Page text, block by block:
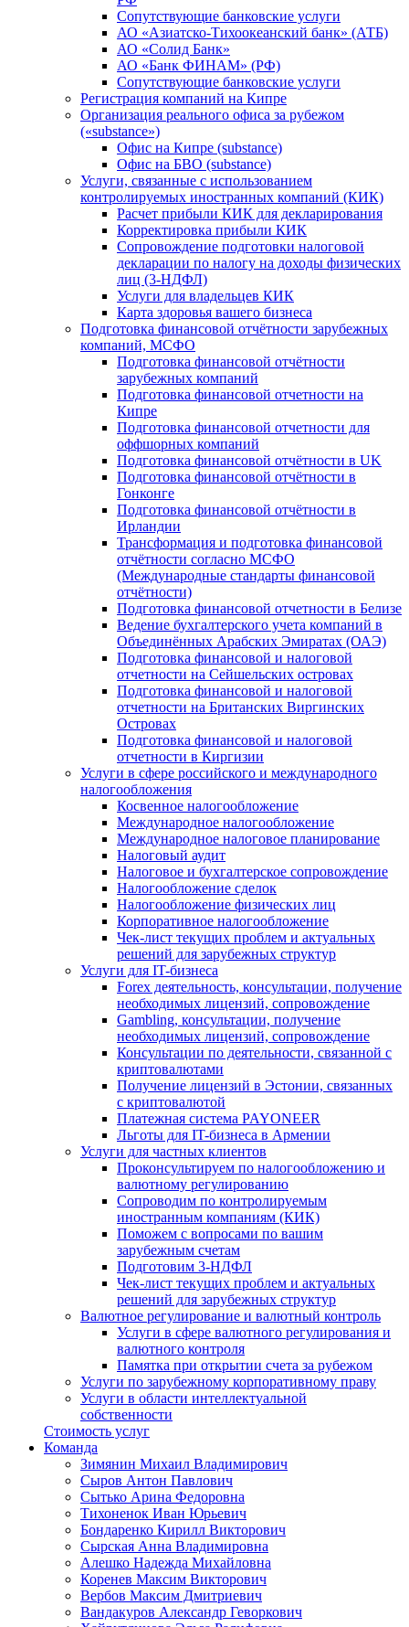
Сопутствующие банковские услуги
АО «Азиатско-Тихоокеанский банк» (АТБ)
АО «Солид Банк»
АО «Банк ФИНАМ» (РФ)
Сопутствующие банковские услуги
Регистрация компаний на Кипре
Организация реального офиса за рубежом
(«substance»)
Офис на Кипре (substance)
Офис на БВО (substance)
Услуги, связанные с использованием
контролируемых иностранных компаний (КИК)
Расчет прибыли КИК для декларирования
Корректировка прибыли КИК
Сопровождение подготовки налоговой
декларации по налогу на доходы физических
лиц (3-НДФЛ)
Услуги для владельцев КИК
Карта здоровья вашего бизнеса
Подготовка финансовой отчётности зарубежных
компаний, МСФО
Подготовка финансовой отчётности
зарубежных компаний
Подготовка финансовой отчетности на
Кипре
Подготовка финансовой отчетности для
оффшорных компаний
Подготовка финансовой отчётности в UK
Подготовка финансовой отчётности в
Гонконге
Подготовка финансовой отчётности в
Ирландии
Трансформация и подготовка финансовой
отчётности согласно МСФО
(Международные стандарты финансовой
отчётности)
Подготовка финансовой отчетности в Белизе
Ведение бухгалтерского учета компаний в
Объединённых Арабских Эмиратах (ОАЭ)
Подготовка финансовой и налоговой
отчетности на Сейшельских островах
Подготовка финансовой и налоговой
отчетности на Британских Виргинских
Островах
Подготовка финансовой и налоговой
отчетности в Киргизии
Услуги в сфере российского и международного
налогообложения
Косвенное налогообложение
Международное налогообложение
Международное налоговое планирование
Налоговый аудит
Налоговое и бухгалтерское сопровождение
Налогообложение сделок
Налогообложение физических лиц
Корпоративное налогообложение
Чек-лист текущих проблем и актуальных
решений для зарубежных структур
Услуги для IT-бизнеса
Forex деятельность, консультации, получение
необходимых лицензий, сопровождение
Gambling, консультации, получение
необходимых лицензий, сопровождение
Консультации по деятельности, связанной с
криптовалютами
Получение лицензий в Эстонии, связанных
с криптовалютой
Платежная система PAYONEER
Льготы для IT-бизнеса в Армении
Услуги для частных клиентов
Проконсультируем по налогообложению и
валютному регулированию
Сопроводим по контролируемым
иностранным компаниям (КИК)
Поможем с вопросами по вашим
зарубежным счетам
Подготовим 3-НДФЛ
Чек-лист текущих проблем и актуальных
решений для зарубежных структур
Валютное регулирование и валютный контроль
Услуги в сфере валютного регулирования и
валютного контроля
Памятка при открытии счета за рубежом
Услуги по зарубежному корпоративному праву
Услуги в области интеллектуальной
собственности
Стоимость услуг
Команда
Зимянин Михаил Владимирович
Сыров Антон Павлович
Сытько Арина Федоровна
Тихоненок Иван Юрьевич
Бондаренко Кирилл Викторович
Сырская Анна Владимировна
Алешко Надежда Михайловна
Коренев Максим Викторович
Вербов Максим Дмитриевич
Вандакуров Александр Геворкович